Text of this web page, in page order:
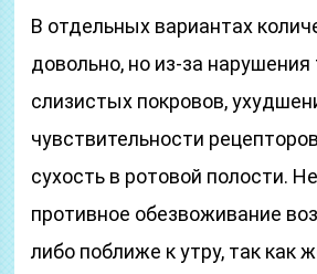
В отдельных вариантах
довольно, но из-за нарушения
слизистых покровов,
чувствительности
сухость в ротовой полости.
противное обезвоживание
либо поближе к утру, так как